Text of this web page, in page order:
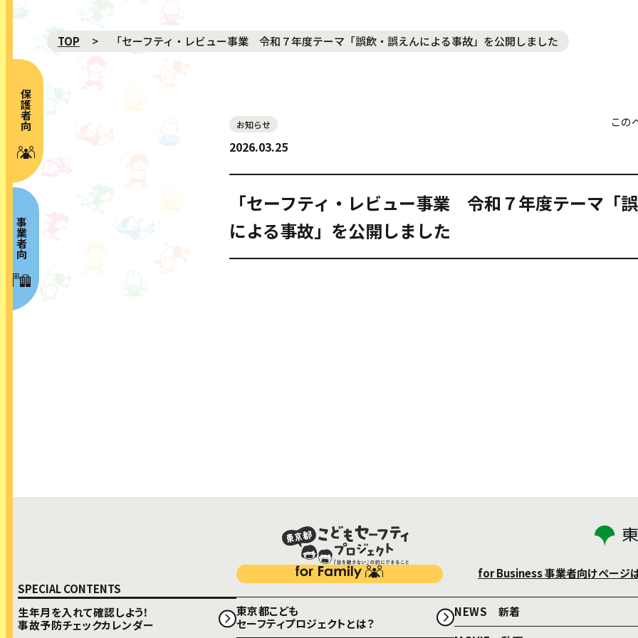
保護者向け
事業者向け
NEWS 新着
ABOUT プロジェクト概要
MOVIE 動画
GALLERY ギャラリー
RISK MAP リスクマップ
SPECIAL CONTENTS
TOP 「セーフティ・レビュー事業 令和７年度テーマ「誤飲・誤えんによる事故」を公開しました
お知らせ
2026.03.25
この
「セーフティ・レビュー事業 令和７年度テーマ「
による事故」を公開しました
for Business事業者向けページ
SPECIAL CONTENTS
生年月を入れて確認しよう！
事故予防チェックカレンダー
東京都こども
セーフティプロジェクトとは？
NEWS 新着